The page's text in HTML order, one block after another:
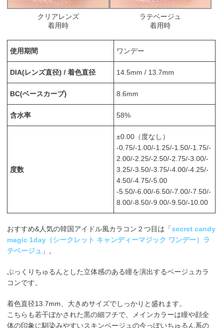
クリアレンズ
着用時
ラテベージュ
着用時
使用期間 ワンデー
DIA(レンズ直径) / 着色直径 14.5mm / 13.7mm
BC(ベースカーブ) 8.6mm
含水率 58%
度数
±0.00（度なし）
-0.75/-1.00/-1.25/-1.50/-1.75/-
2.00/-2.25/-2.50/-2.75/-3.00/-
3.25/-3.50/-3.75/-4.00/-4.25/-
4.50/-4.75/-5.00
-5.50/-6.00/-6.50/-7.00/-7.50/-
8.00/-8.50/-9.00/-9.50/-10.00
おすすめ&人気の韓国アイドル風カラコン２つ目は「secret candy
magic 1day（シークレット キャンディーマジック ワンデー）ラ
テベージュ 」。
ぷっくりちゅるんとした立体感のある瞳を演出するベージュカラ
コンです。
着色直径13.7mm、大きめサイズでしっかりと盛れます。
こちらも若干ぼかされた黒の細フチで、メインカラーは瞳や顔全
体の印象に馴染みやすいスキンベージュの今っぽいちゅるん系の